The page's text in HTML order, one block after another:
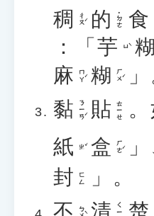
稠 ㄔㄡˊ 的 ˙ㄉㄜ 食
：「 芋 ㄩˋ 糊
麻 ㄇㄚˊ 糊 ㄏㄨˊ
」
黏 ㄋㄧㄢˊ 貼 ㄊㄧㄝ 。
紙 ㄓˇ 盒 ㄏㄜˊ
封 ㄈㄥ
」。
不 ㄅㄨˋ 清 楚